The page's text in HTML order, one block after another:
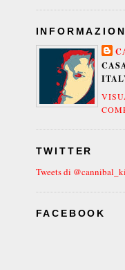
TWITTER
Tweets di
FACEBOOK